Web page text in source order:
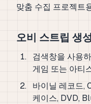
맞춤 수집 프로젝트
오비 스트립 생
검색창을 사용
게임 또는 아티
바이닐 레코드,
케이스, DVD,